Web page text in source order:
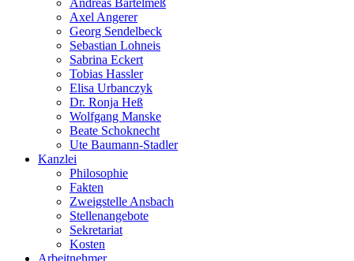
Axel Angerer
Georg Sendelbeck
Sebastian Lohneis
Sabrina Eckert
Tobias Hassler
Elisa Urbanczyk
Dr. Ronja Heß
Wolfgang Manske
Beate Schoknecht
Ute Baumann-Stadler
Kanzlei
Philosophie
Fakten
Zweigstelle Ansbach
Stellenangebote
Sekretariat
Kosten
Arbeitnehmer